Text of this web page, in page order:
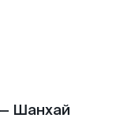
Шанхай